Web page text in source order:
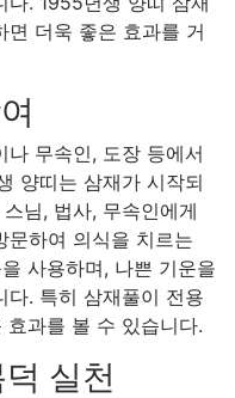
면 더욱 좋은 효과를 거
무속인, 도장 등에서
양띠는 삼재가 시작되
님, 법사, 무속인에게
문하여 의식을 치르는
사용하며, 나쁜 기운을
다. 특히 삼재풀이 전용
과를 볼 수 있습니다.
실천